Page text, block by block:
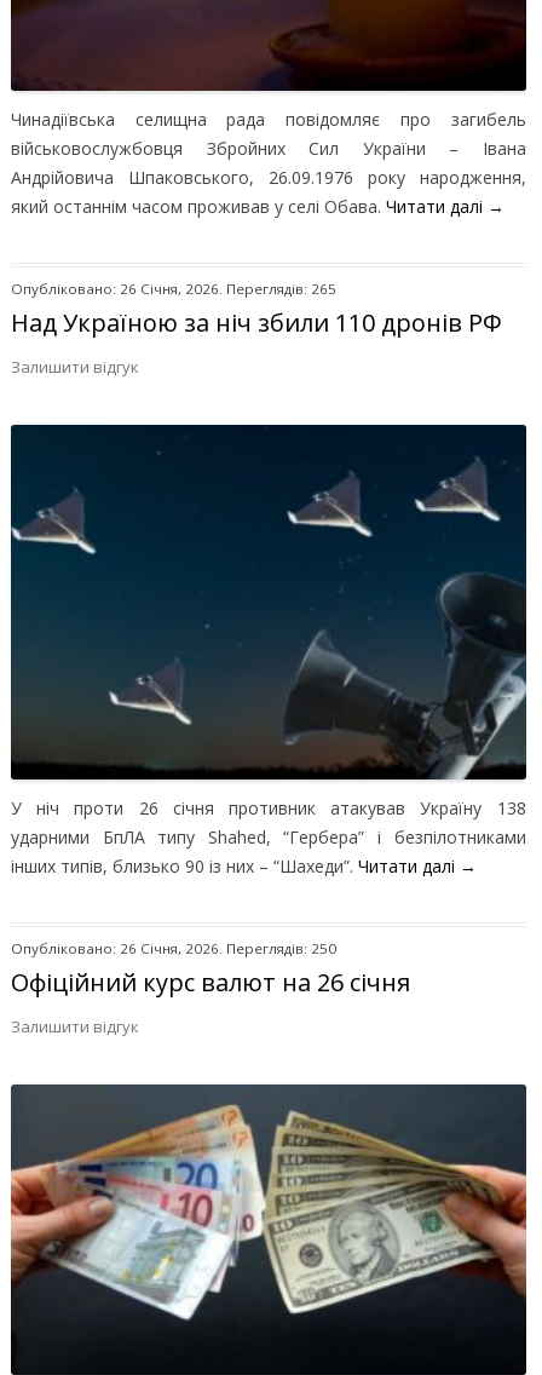
Чинадіївська селищна рада повідомляє про загибель
військовослужбовця Збройних Сил України – Івана
Андрійовича Шпаковського, 26.09.1976 року народження,
який останнім часом проживав у селі Обава. Читати далі →
Опубліковано: 26 Січня, 2026. Переглядів: 265
Над Україною за ніч збили 110 дронів РФ
Залишити відгук
У ніч проти 26 січня противник атакував Україну 138
ударними БпЛА типу Shahed, “Гербера” і безпілотниками
інших типів, близько 90 із них – “Шахеди”. Читати далі →
Опубліковано: 26 Січня, 2026. Переглядів: 250
Офіційний курс валют на 26 січня
Залишити відгук